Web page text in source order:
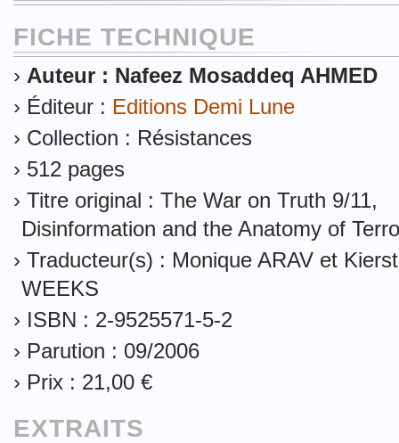
FICHE TECHNIQUE
› Auteur : Nafeez Mosaddeq AHMED
› Éditeur : Editions Demi Lune
› Collection : Résistances
› 512 pages
› Titre original : The War on Truth 9/11,
Disinformation and the Anatomy of
› Traducteur(s) : Monique ARAV et
WEEKS
› ISBN : 2-9525571-5-2
› Parution : 09/2006
› Prix : 21,00 €
EXTRAITS